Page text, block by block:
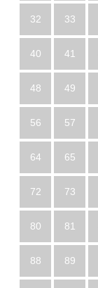
32 33
40 41
48 49
56 57
64 65
72 73
80 81
88 89